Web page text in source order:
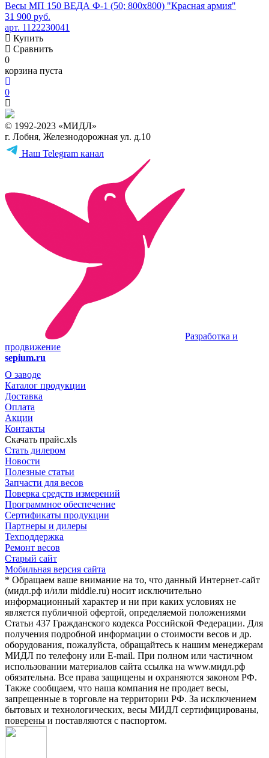
Весы МП 150 ВЕДА Ф-1 (50; 800х800) "Красная армия"
31 900 руб.
арт. 1122230041
Купить
Сравнить
0
корзина пуста
0
© 1992-2023 «МИДЛ»
г. Лобня, Железнодорожная ул. д.10
Наш Telegram канал
Разработка и
продвижение
sepium.ru
О заводе
Каталог продукции
Доставка
Оплата
Акции
Контакты
Скачать прайс.xls
Стать дилером
Новости
Полезные статьи
Запчасти для весов
Поверка средств измерений
Программное обеспечение
Сертификаты продукции
Партнеры и дилеры
Техподдержка
Ремонт весов
Старый сайт
Мобильная версия сайта
* Обращаем ваше внимание на то, что данный Интернет-сайт
(мидл.рф и/или middle.ru) носит исключительно
информационный характер и ни при каких условиях не
является публичной офертой, определяемой положениями
Статьи 437 Гражданского кодекса Российской Федерации. Для
получения подробной информации о стоимости весов и др.
оборудования, пожалуйста, обращайтесь к нашим менеджерам
МИДЛ по телефону или E-mail. При полном или частичном
использовании материалов сайта ссылка на www.мидл.рф
обязательна. Все права защищены и охраняются законом РФ.
Также сообщаем, что наша компания не продает весы,
запрещенные в торговле на территории РФ. За исключением
бытовых и технологических, весы МИДЛ сертифицированы,
поверены и поставляются с паспортом.